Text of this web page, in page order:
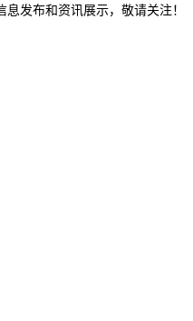
发布和资讯展示，敬请关注！